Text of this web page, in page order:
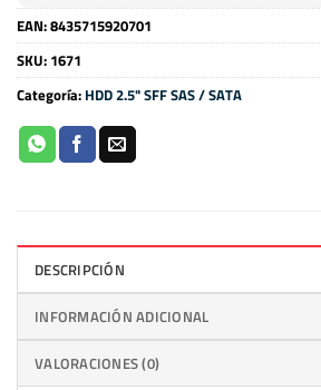
EAN:8435715920701
SKU: 1671
Categoría: HDD 2.5" SFF SAS / SATA
DESCRIPCIÓN
INFORMACIÓN ADICIONAL
VALORACIONES (0)